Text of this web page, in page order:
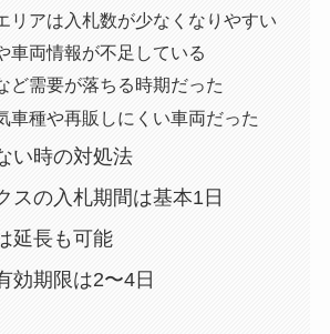
リアは入札数が少なくなりやすい
車両情報が不足している
ど需要が落ちる時期だった
車種や再販しにくい車両だった
い時の対処法
スの入札期間は基本1日
延長も可能
効期限は2〜4日